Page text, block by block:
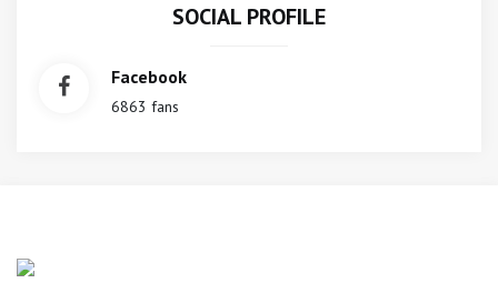
SOCIAL PROFILE
Facebook
6863 fans